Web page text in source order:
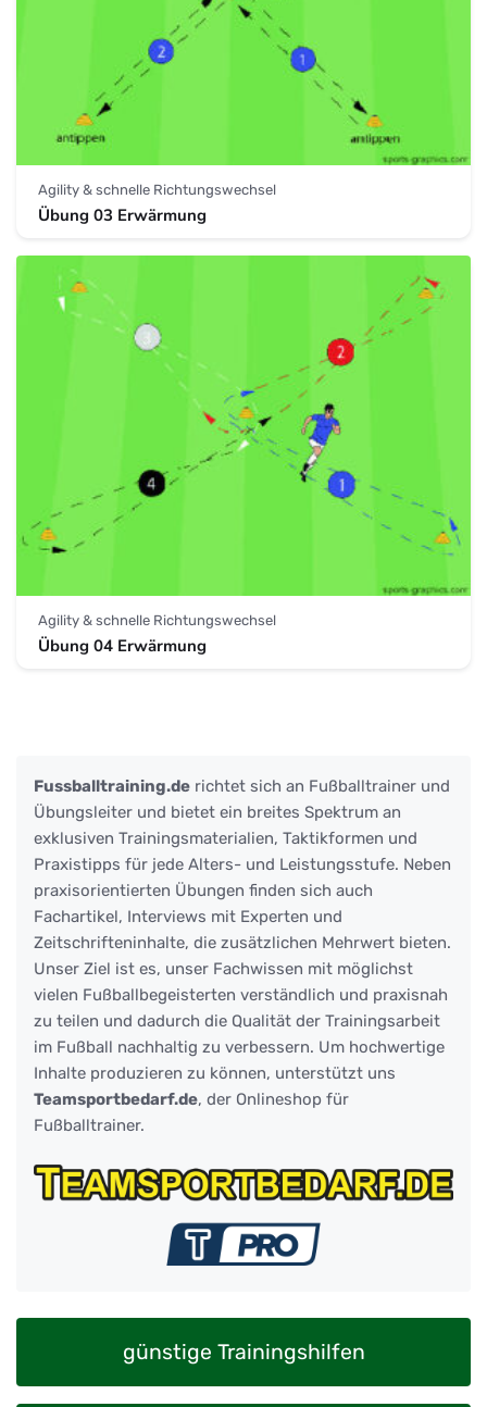
Agility & schnelle Richtungswechsel
Übung 03 Erwärmung
Agility & schnelle Richtungswechsel
Übung 04 Erwärmung
Fussballtraining.de richtet sich an Fußballtrainer und
Übungsleiter und bietet ein breites Spektrum an
exklusiven Trainingsmaterialien, Taktikformen und
Praxistipps für jede Alters- und Leistungsstufe. Neben
praxisorientierten Übungen finden sich auch
Fachartikel, Interviews mit Experten und
Zeitschrifteninhalte, die zusätzlichen Mehrwert bieten.
Unser Ziel ist es, unser Fachwissen mit möglichst
vielen Fußballbegeisterten verständlich und praxisnah
zu teilen und dadurch die Qualität der Trainingsarbeit
im Fußball nachhaltig zu verbessern. Um hochwertige
Inhalte produzieren zu können, unterstützt uns
Teamsportbedarf.de, der Onlineshop für
Fußballtrainer.
günstige Trainingshilfen